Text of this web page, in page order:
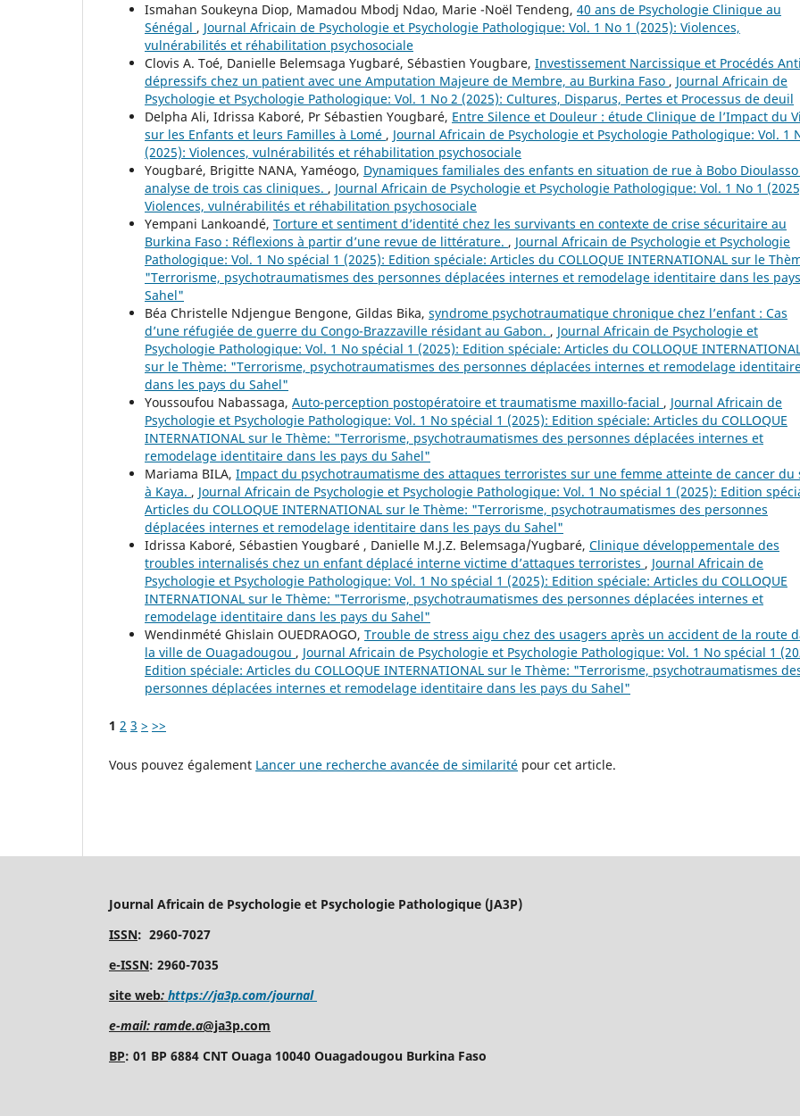
Ismahan Soukeyna Diop, Mamadou Mbodj Ndao, Marie -Noël Tendeng, 40 ans de Psychologie Clinique au
Sénégal , Journal Africain de Psychologie et Psychologie Pathologique: Vol. 1 No 1 (2025): Violences,
vulnérabilités et réhabilitation psychosociale
Clovis A. Toé, Danielle Belemsaga Yugbaré, Sébastien Yougbare, Investissement Narcissique et Procédés
dépressifs chez un patient avec une Amputation Majeure de Membre, au Burkina Faso , Journal Africain de
Psychologie et Psychologie Pathologique: Vol. 1 No 2 (2025): Cultures, Disparus, Pertes et Processus de deuil
Delpha Ali, Idrissa Kaboré, Pr Sébastien Yougbaré, Entre Silence et Douleur : étude Clinique de l’Impact du
sur les Enfants et leurs Familles à Lomé , Journal Africain de Psychologie et Psychologie Pathologique: Vol. 1
(2025): Violences, vulnérabilités et réhabilitation psychosociale
Yougbaré, Brigitte NANA, Yaméogo, Dynamiques familiales des enfants en situation de rue à Bobo Dioulasso
analyse de trois cas cliniques. , Journal Africain de Psychologie et Psychologie Pathologique: Vol. 1 No 1
Violences, vulnérabilités et réhabilitation psychosociale
Yempani Lankoandé, Torture et sentiment d’identité chez les survivants en contexte de crise sécuritaire au
Burkina Faso : Réflexions à partir d’une revue de littérature. , Journal Africain de Psychologie et Psychologie
Pathologique: Vol. 1 No spécial 1 (2025): Edition spéciale: Articles du COLLOQUE INTERNATIONAL sur le
"Terrorisme, psychotraumatismes des personnes déplacées internes et remodelage identitaire dans les
Sahel"
Béa Christelle Ndjengue Bengone, Gildas Bika, syndrome psychotraumatique chronique chez l’enfant : Cas
d’une réfugiée de guerre du Congo-Brazzaville résidant au Gabon. , Journal Africain de Psychologie et
Psychologie Pathologique: Vol. 1 No spécial 1 (2025): Edition spéciale: Articles du COLLOQUE
sur le Thème: "Terrorisme, psychotraumatismes des personnes déplacées internes et remodelage
dans les pays du Sahel"
Youssoufou Nabassaga, Auto-perception postopératoire et traumatisme maxillo-facial , Journal Africain de
Psychologie et Psychologie Pathologique: Vol. 1 No spécial 1 (2025): Edition spéciale: Articles du COLLOQUE
INTERNATIONAL sur le Thème: "Terrorisme, psychotraumatismes des personnes déplacées internes et
remodelage identitaire dans les pays du Sahel"
Mariama BILA, Impact du psychotraumatisme des attaques terroristes sur une femme atteinte de cancer du
à Kaya. , Journal Africain de Psychologie et Psychologie Pathologique: Vol. 1 No spécial 1 (2025): Edition
Articles du COLLOQUE INTERNATIONAL sur le Thème: "Terrorisme, psychotraumatismes des personnes
déplacées internes et remodelage identitaire dans les pays du Sahel"
Idrissa Kaboré, Sébastien Yougbaré , Danielle M.J.Z. Belemsaga/Yugbaré, Clinique développementale des
troubles internalisés chez un enfant déplacé interne victime d’attaques terroristes , Journal Africain de
Psychologie et Psychologie Pathologique: Vol. 1 No spécial 1 (2025): Edition spéciale: Articles du COLLOQUE
INTERNATIONAL sur le Thème: "Terrorisme, psychotraumatismes des personnes déplacées internes et
remodelage identitaire dans les pays du Sahel"
Wendinmété Ghislain OUEDRAOGO, Trouble de stress aigu chez des usagers après un accident de la route
la ville de Ouagadougou , Journal Africain de Psychologie et Psychologie Pathologique: Vol. 1 No spécial 1
Edition spéciale: Articles du COLLOQUE INTERNATIONAL sur le Thème: "Terrorisme, psychotraumatismes
personnes déplacées internes et remodelage identitaire dans les pays du Sahel"
1 2 3 > >>
Vous pouvez également Lancer une recherche avancée de similarité pour cet article.
Journal Africain de Psychologie et Psychologie Pathologique (JA3P)
ISSN: 2960-7027
e-ISSN: 2960-7035
site web: https://ja3p.com/journal
e-mail: ramde.a@ja3p.com
BP: 01 BP 6884 CNT Ouaga 10040 Ouagadougou Burkina Faso